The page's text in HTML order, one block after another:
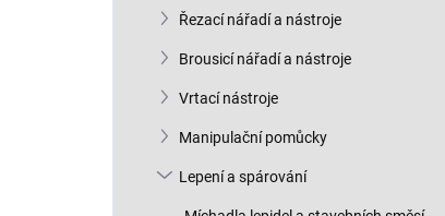
Řezací nářadí a nástroje
Brousicí nářadí a nástroje
Vrtací nástroje
Manipulační pomůcky
Lepení a spárování